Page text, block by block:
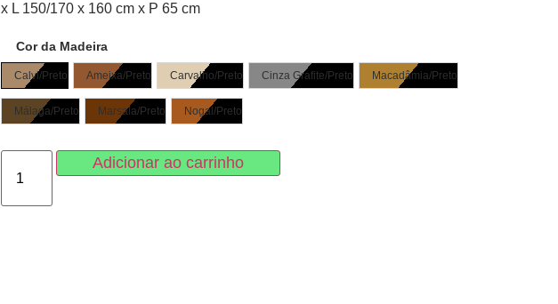
x L 150/170 x 160 cm x P 65 cm
Cor da Madeira
Calvi/Preto Ameixa/Preto Carvalho/Preto Cinza Grafite/Preto Macadâmia/Preto
Málaga/Preto Marsala/Preto Nogal/Preto
Adicionar ao carrinho